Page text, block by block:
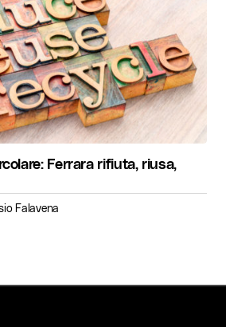
Ferrara rifiuta, riusa,
Falavena